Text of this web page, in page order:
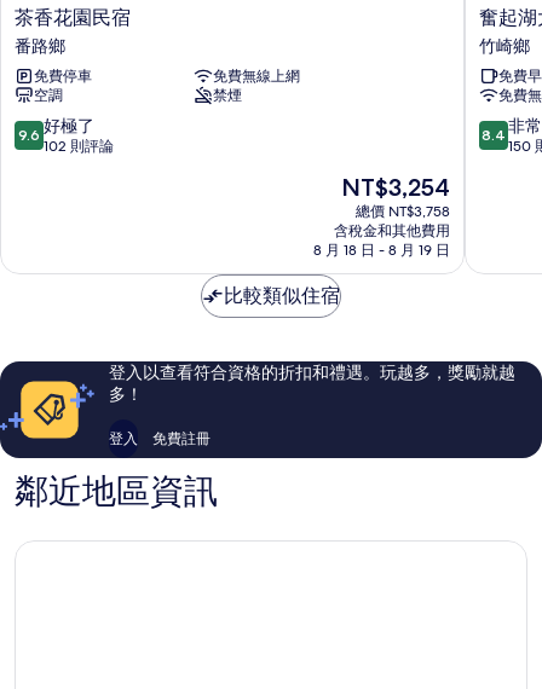
茶
香
花
園
民
宿
番
茶香花園民宿
番路鄉
免費停車
免費無線上網
空調
禁煙
9.6
分，
極
評
論
9.6 好極了
102 則評論
現
在
價
格
為
NT$3,254
NT$3,254
總價 NT$3,758
含稅金和其他費用
8 月 18 日 - 8 月 19 日
奮
起
湖
大
飯
店
竹
奮起湖
竹崎鄉
免費
免費
8.4
分，
常
評
論
8.4 非
150
比較類似住宿
登入以查看符合資格的折扣和禮遇。玩越多，獎勵就越
多！
登入 免費註冊
鄰近地區資訊